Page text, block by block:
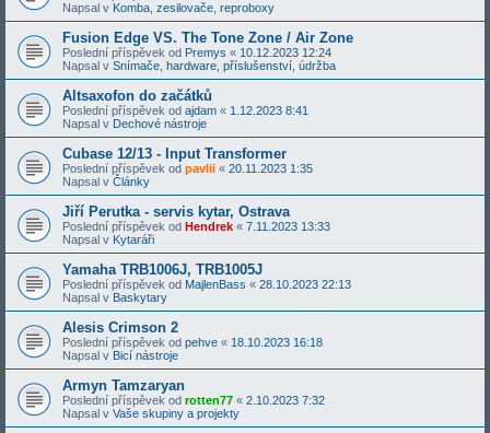
Napsal v Komba, zesilovače, reproboxy
Fusion Edge VS. The Tone Zone / Air Zone
Poslední příspěvek od Premys « 10.12.2023 12:24
Napsal v Snímače, hardware, příslušenství, údržba
Altsaxofon do začátků
Poslední příspěvek od ajdam « 1.12.2023 8:41
Napsal v Dechové nástroje
Cubase 12/13 - Input Transformer
Poslední příspěvek od pavlii « 20.11.2023 1:35
Napsal v Články
Jiří Perutka - servis kytar, Ostrava
Poslední příspěvek od Hendrek « 7.11.2023 13:33
Napsal v Kytaráři
Yamaha TRB1006J, TRB1005J
Poslední příspěvek od MajlenBass « 28.10.2023 22:13
Napsal v Baskytary
Alesis Crimson 2
Poslední příspěvek od pehve « 18.10.2023 16:18
Napsal v Bicí nástroje
Armyn Tamzaryan
Poslední příspěvek od rotten77 « 2.10.2023 7:32
Napsal v Vaše skupiny a projekty